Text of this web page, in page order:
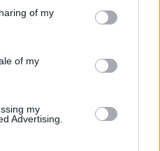
behaviour. You may click to
and its third-party tags to
purposes in below Google
of my
of my
my
Advertising.
segnalazioni,